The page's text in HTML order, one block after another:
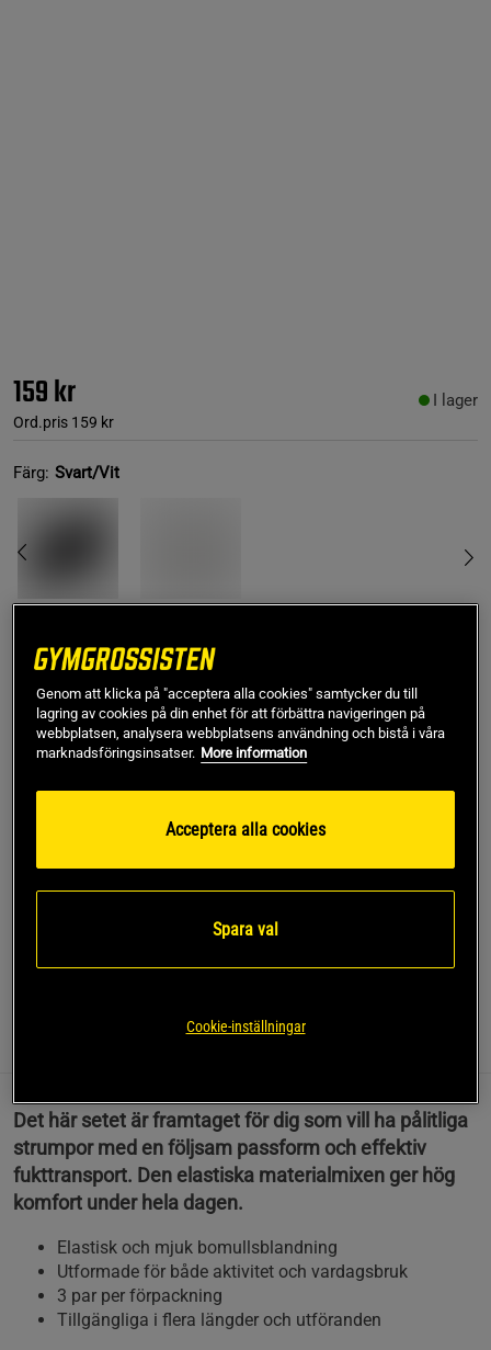
159 kr
Ord.pris 159 kr
I lager
Färg: Svart/Vit
M
Lägg i varukorgen
SKU #VENUM-05995-108R | EAN3611442097182
bekväma strumpor som passar både träning och vardag.
Läs mer
Det här setet är framtaget för dig som vill ha pålitliga
strumpor med en följsam passform och effektiv
fukttransport. Den elastiska materialmixen ger hög
komfort under hela dagen.
Elastisk och mjuk bomullsblandning
Utformade för både aktivitet och vardagsbruk
3 par per förpackning
Tillgängliga i flera längder och utföranden
Genom att klicka på "acceptera alla cookies" samtycker du till
lagring av cookies på din enhet för att förbättra navigeringen på
webbplatsen, analysera webbplatsens användning och bistå i våra
marknadsföringsinsatser. More information
Acceptera alla cookies
Spara val
Cookie-inställningar